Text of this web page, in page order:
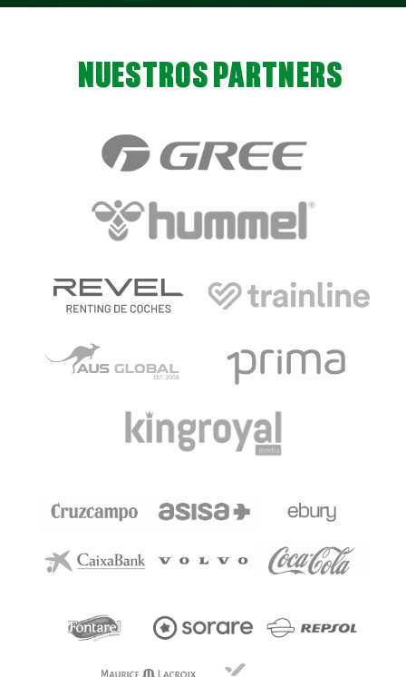
NUESTROS PARTNERS